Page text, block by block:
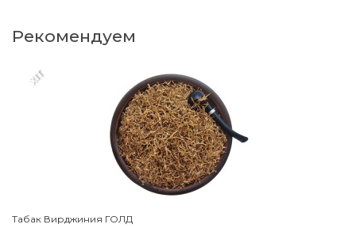
Рекомендуем
Табак Вирджиния ГОЛД
XIT